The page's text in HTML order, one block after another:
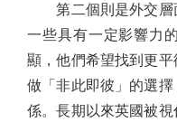
第二個則是外交層
一些具有一定影響力
顯，他們希望找到更
做「非此即彼」的選
係。長期以來英國被